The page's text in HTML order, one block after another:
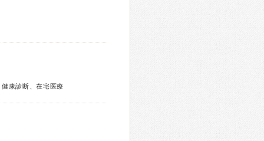
康診断、在宅医療